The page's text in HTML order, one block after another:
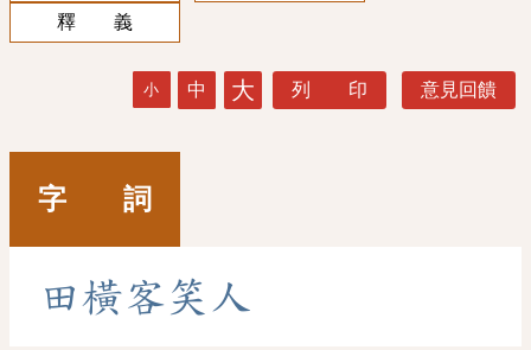
釋 義
小 中 大 列 印 意見回饋
字 詞
田橫客笑 人